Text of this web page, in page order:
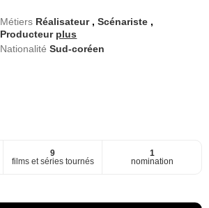
Métiers Réalisateur ,Scénariste ,
Producteur plus
NationalitéSud-coréen
9
films et séries tournés
1
nomination